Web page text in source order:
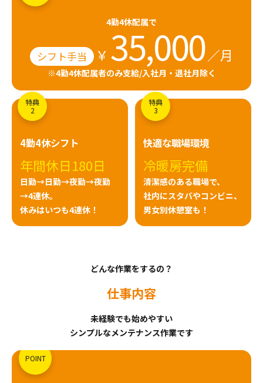
4勤4休配属で
シフト手当 ￥ 35,000／月
※4勤4休配属者のみ支給/入社月・退社月除く
特典
2
4勤4休シフト
年間休日180日
日勤→日勤→夜勤→夜勤
→4連休。
休みはいつも4連休！
特典
3
快適な職場環境
冷暖房完備
清潔感のある職場で、
社内にスタバやコンビニ、
男女別休憩室も！
どんな作業をするの？
仕事内容
未経験でも始めやすい
シンプルなメンテナンス作業です
POINT